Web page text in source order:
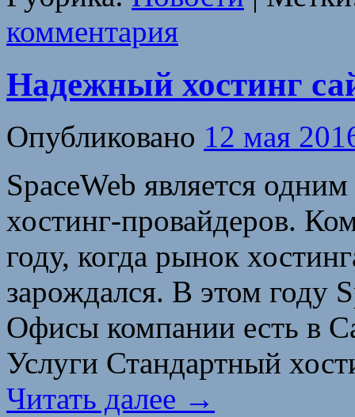
комментария
Надежный хостинг
Опубликовано 12 мая
SpaceWeb является
хостинг-провайдеров.
году, когда рынок
зарождался. В этом году
Офисы компании есть в
Услуги Стандартный
Читать далее →